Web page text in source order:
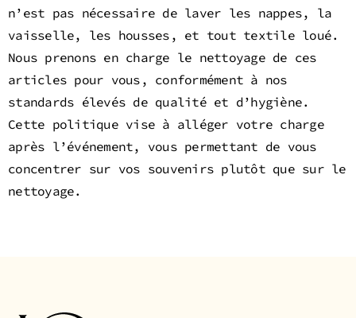
n’est pas nécessaire de laver les nappes, la
vaisselle, les housses, et tout textile loué.
Nous prenons en charge le nettoyage de ces
articles pour vous, conformément à nos
standards élevés de qualité et d’hygiène.
Cette politique vise à alléger votre charge
après l’événement, vous permettant de vous
concentrer sur vos souvenirs plutôt que sur le
nettoyage.